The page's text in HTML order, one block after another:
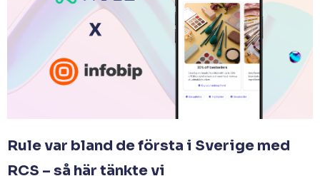
Rule var bland de första i Sverige med
RCS – så här tänkte vi